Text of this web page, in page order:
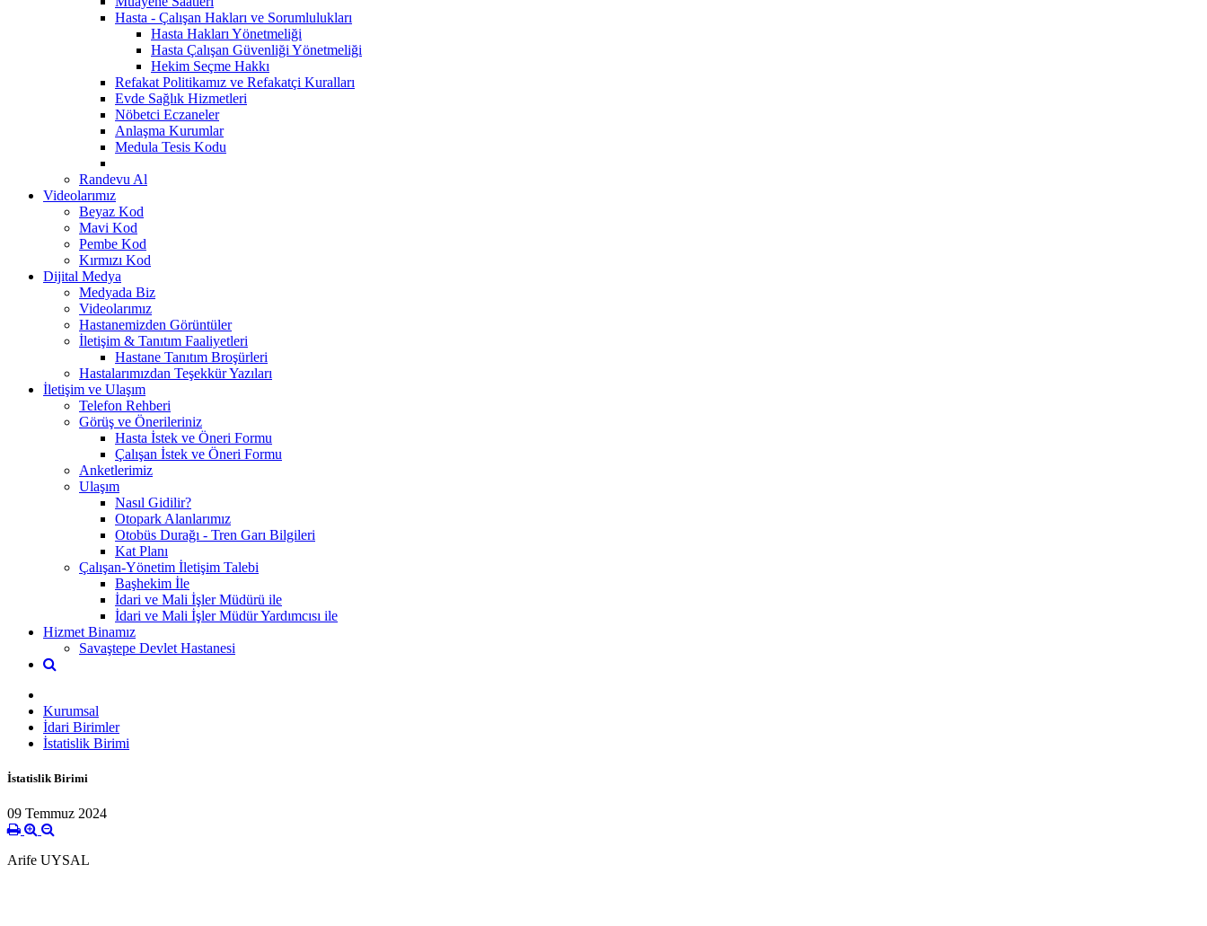
Hasta - Çalışan Hakları ve Sorumlulukları
Hasta Hakları Yönetmeliği
Hasta Çalışan Güvenliği Yönetmeliği
Hekim Seçme Hakkı
Refakat Politikamız ve Refakatçi Kuralları
Evde Sağlık Hizmetleri
Nöbetci Eczaneler
Anlaşma Kurumlar
Medula Tesis Kodu
Randevu Al
Videolarımız
Beyaz Kod
Mavi Kod
Pembe Kod
Kırmızı Kod
Dijital Medya
Medyada Biz
Videolarımız
Hastanemizden Görüntüler
İletişim & Tanıtım Faaliyetleri
Hastane Tanıtım Broşürleri
Hastalarımızdan Teşekkür Yazıları
İletişim ve Ulaşım
Telefon Rehberi
Görüş ve Önerileriniz
Hasta İstek ve Öneri Formu
Çalışan İstek ve Öneri Formu
Anketlerimiz
Ulaşım
Nasıl Gidilir?
Otopark Alanlarımız
Otobüs Durağı - Tren Garı Bilgileri
Kat Planı
Çalışan-Yönetim İletişim Talebi
Başhekim İle
İdari ve Mali İşler Müdürü ile
İdari ve Mali İşler Müdür Yardımcısı ile
Hizmet Binamız
Savaştepe Devlet Hastanesi
Kurumsal
İdari Birimler
İstatislik Birimi
İstatislik Birimi
09 Temmuz 2024
Arife UYSAL